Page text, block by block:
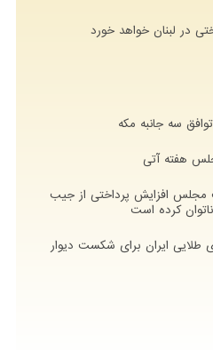
لبنان خواهد خورد
سه جانبه مکه
هفته آتی
مجلس افزایش پرداختی از جیب
ناتوان کرده است
ایران برای شکست دیوار